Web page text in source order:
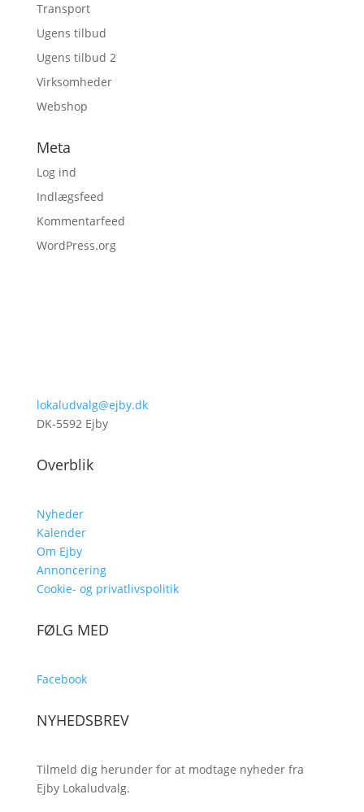
Transport
Ugens tilbud
Ugens tilbud 2
Virksomheder
Webshop
Meta
Log ind
Indlægsfeed
Kommentarfeed
WordPress.org
lokaludvalg@ejby.dk
DK-5592 Ejby
Overblik
Nyheder
Kalender
Om Ejby
Annoncering
Cookie- og privatlivspolitik
FØLG MED
Facebook
NYHEDSBREV
Tilmeld dig herunder for at modtage nyheder fra
Ejby Lokaludvalg.